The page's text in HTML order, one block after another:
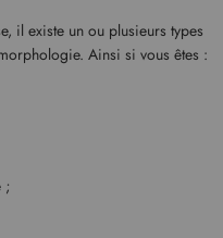
il existe un ou plusieurs types
Ainsi si vous êtes :
;